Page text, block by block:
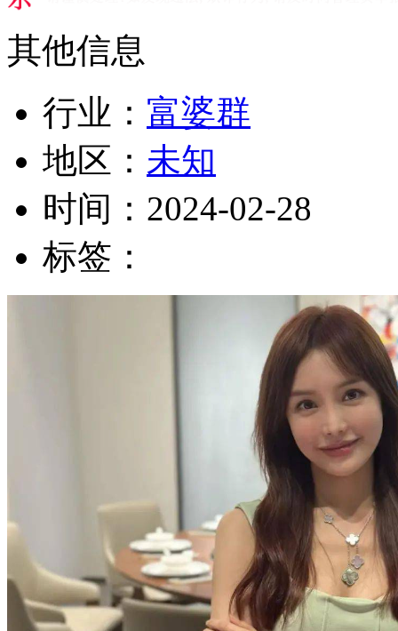
其他信息
行业： 富婆群
地区： 未知
时间： 2024-02-28
标签：